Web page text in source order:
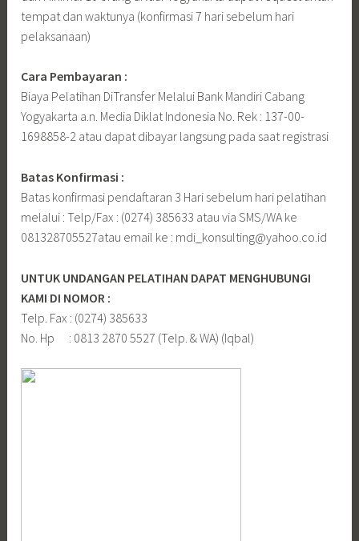
tempat dan waktunya (konfirmasi 7 hari sebelum hari
pelaksanaan)
Cara Pembayaran :
Biaya Pelatihan DiTransfer Melalui Bank Mandiri Cabang
Yogyakarta a.n. Media Diklat Indonesia No. Rek : 137-00-
1698858-2 atau dapat dibayar langsung pada saat registrasi
Batas Konfirmasi :
Batas konfirmasi pendaftaran 3 Hari sebelum hari pelatihan
melalui : Telp/Fax : (0274) 385633 atau via SMS/WA ke
081328705527atau email ke : mdi_konsulting@yahoo.co.id
UNTUK UNDANGAN PELATIHAN DAPAT MENGHUBUNGI
KAMI DI NOMOR :
Telp. Fax : (0274) 385633
No. Hp : 0813 2870 5527 (Telp. & WA) (Iqbal)